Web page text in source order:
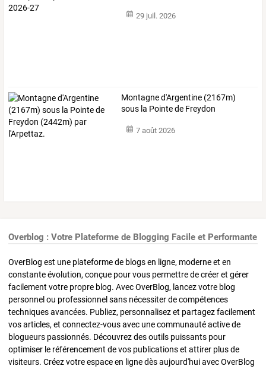
29 juil. 2026
Montagned'Argentine (2167m)
sous la Pointede Freydon
7 août 2026
Overblog : Votre Plateforme de Blogging Facile et Performante
OverBlog est une plateforme de blogs en ligne, moderne et en
constante évolution, conçue pour vous permettre de créer et gérer
facilement votre propre blog. Avec OverBlog, lancez votre blog
personnel ou professionnel sans nécessiter de compétences
techniques avancées. Publiez, personnalisez et partagez facilement
vos articles, et connectez-vous avec une communauté active de
blogueurs passionnés. Découvrez des outils puissants pour
optimiser le référencement de vos publications et attirer plus de
visiteurs. Créez votre espace en ligne dès aujourd'hui avec OverBlog